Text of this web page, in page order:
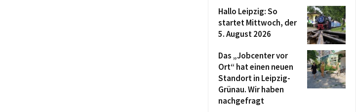
Hallo Leipzig: So
startet Mittwoch, der
5. August 2026
Das „Jobcenter vor
Ort“ hat einen neuen
Standort in Leipzig-
Grünau. Wir haben
nachgefragt